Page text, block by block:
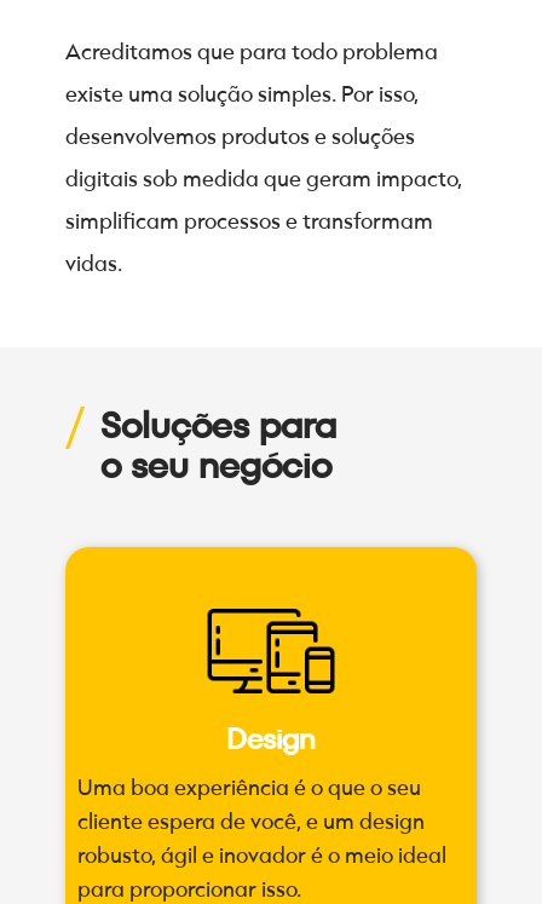
Acreditamos que para todo problema
existe uma solução simples. Por isso,
desenvolvemos produtos e soluções
digitais sob medida que geram impacto,
simplificam processos e transformam
vidas.
Soluções para
o seu negócio
Design
Uma boa experiência é oque o seu
cliente espera de você, e um design
robusto, ágil e inovador é o meio ideal
para proporcionar isso.